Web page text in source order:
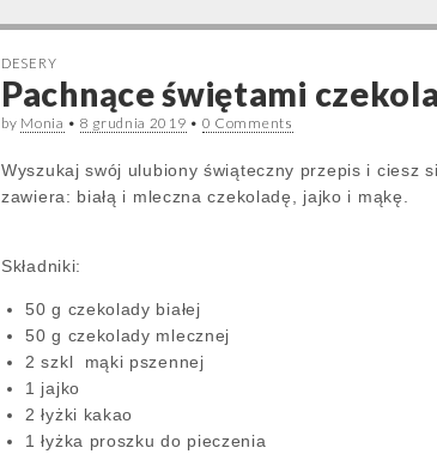
DESERY
Pachnące świętami
by Monia • 8 grudnia 2019 • 0 Comments
Wyszukaj swój ulubiony świąteczny przepis i ciesz
zawiera: białą i mleczna czekoladę, jajko i mąkę.
Składniki:
50 g czekolady białej
50 g czekolady mlecznej
2 szkl mąki pszennej
1 jajko
2 łyżki kakao
1 łyżka proszku do pieczenia